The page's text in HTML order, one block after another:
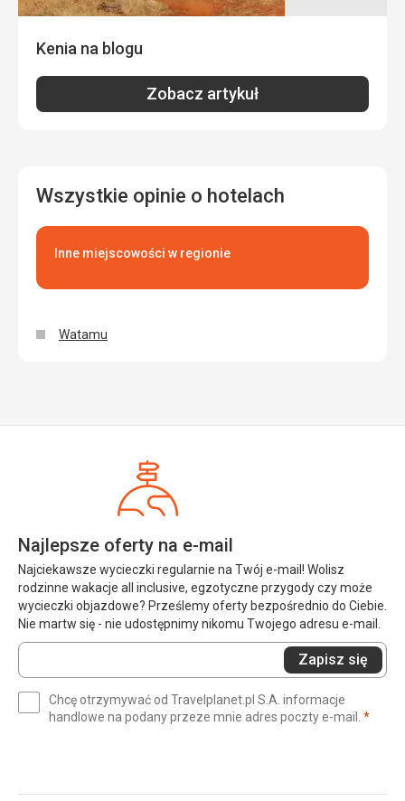
Kenia na blogu
Zobacz artykuł
Wszystkie opinie o hotelach
Inne miejscowości w regionie
Watamu
Najlepsze oferty na e-mail
Najciekawsze wycieczki regularnie na Twój e-mail! Wolisz
rodzinne wakacje all inclusive, egzotyczne przygody czy może
wycieczki objazdowe? Prześlemy oferty bezpośrednio do Ciebie.
Nie martw się - nie udostępnimy nikomu Twojego adresu e-mail.
Wprowadź
swój
(wymagane)
Zapisz się
Chcę otrzymywać od Travelplanet.pl S.A. informacje
handlowe na podany przeze mnie adres poczty e-mail. *